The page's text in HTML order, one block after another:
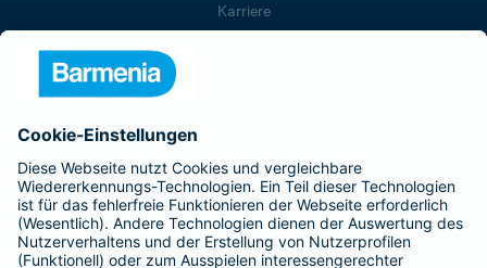
Karriere
Presse
Barmenia ist Teil der BarmeniaGothaer
BELIEBTE SEITEN
Kranken-Zusatzversicherung
Tierversicherungen